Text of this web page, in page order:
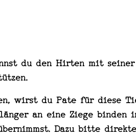
du den Hirten mit seiner
wirst du Pate für diese
an eine Ziege binden
Dazu bitte direkte